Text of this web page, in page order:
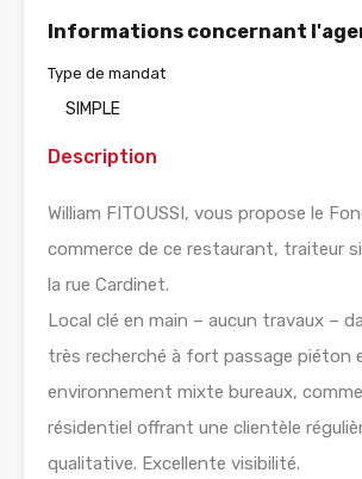
Informations concernant
Type de mandat
SIMPLE
Description
William FITOUSSI, vous propose le
commerce de ce restaurant, traiteur
la rue Cardinet.
Local clé en main – aucun travaux –
très recherché à fort passage piéton
environnement mixte bureaux,
résidentiel offrant une clientèle
qualitative. Excellente visibilité.